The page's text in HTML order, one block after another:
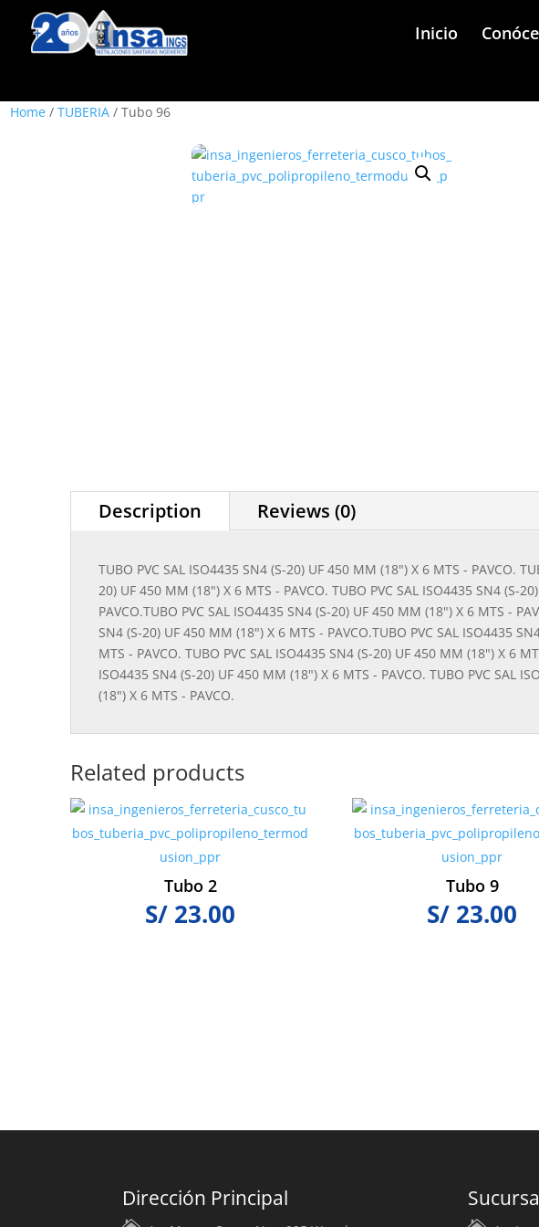
Inicio
Home / TUBERIA / Tubo 96
Description Reviews (0)
TUBO PVC SAL ISO4435 SN4 (S-20) UF 450 MM (18") X 6 MTS - PAVCO.
20) UF 450 MM (18") X 6 MTS - PAVCO. TUBO PVC SAL ISO4435 SN4 (S-
PAVCO.TUBO PVC SAL ISO4435 SN4 (S-20) UF 450 MM (18") X 6 MTS -
SN4 (S-20) UF 450 MM (18") X 6 MTS - PAVCO.TUBO PVC SAL ISO4435
MTS - PAVCO. TUBO PVC SAL ISO4435 SN4 (S-20) UF 450 MM (18") X 6
ISO4435 SN4 (S-20) UF 450 MM (18") X 6 MTS - PAVCO. TUBO PVC SAL
(18") X 6 MTS - PAVCO.
Related products
Tubo 2
S/ 23.00
Tubo 9
S/ 23.00
Dirección Principal